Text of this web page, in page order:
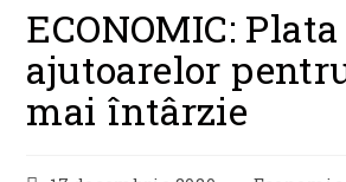
ECONOMIC: Plata
ajutoarelor
mai întârzie